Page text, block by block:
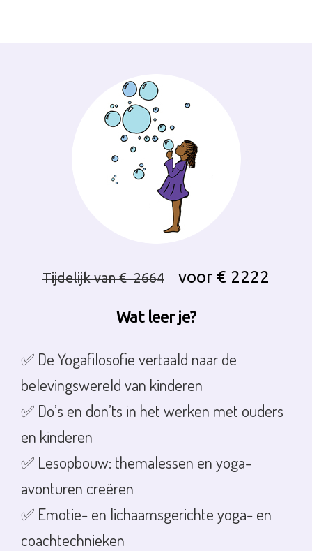
Tijdelijk van € 2664 voor € 2222
Wat leer je?
✅ De Yogafilosofie vertaald naar de
belevingswereld van kinderen
✅ Do’s en don’ts in het werken met ouders
en kinderen
✅ Lesopbouw: themalessen en yoga-
avonturen creëren
✅ Emotie- en lichaamsgerichte yoga- en
coachtechnieken